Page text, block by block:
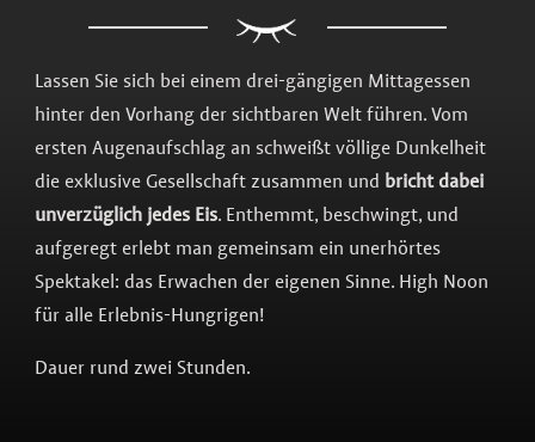
Lassen Sie sich bei einem drei-gängigen Mittagessen
hinter den Vorhang der sichtbaren Welt führen. Vom
ersten Augenaufschlag an schweißt völlige Dunkelheit
die exklusive Gesellschaft zusammen und bricht dabei
unverzüglich jedes Eis. Enthemmt, beschwingt, und
aufgeregt erlebt man gemeinsam ein unerhörtes
Spektakel: das Erwachen der eigenen Sinne. High Noon
für alle Erlebnis-Hungrigen!
Dauer rund zwei Stunden.